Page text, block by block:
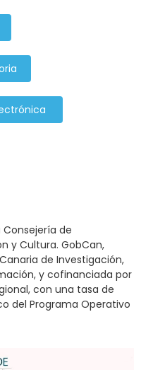
Consejería de
y Cultura. GobCan,
de Investigación,
y cofinanciada por
con una tasa de
del Programa Operativo